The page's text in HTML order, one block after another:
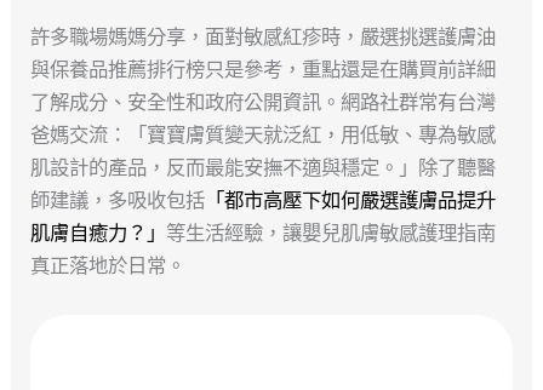
許多職場媽媽分享，面對敏感紅疹時，嚴選挑選護膚油
與保養品推薦排行榜只是參考，重點還是在購買前詳細
了解成分、安全性和政府公開資訊。網路社群常有台灣
爸媽交流：「寶寶膚質變天就泛紅，用低敏、專為敏感
肌設計的產品，反而最能安撫不適與穩定。」除了聽醫
師建議，多吸收包括 「都市高壓下如何嚴選護膚品提升
肌膚自癒力？」 等生活經驗，讓嬰兒肌膚敏感護理指南
真正落地於日常。